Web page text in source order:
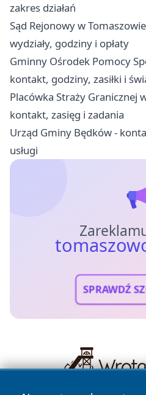
zakres działań
Sąd Rejonowy w
wydziały, godziny i opłaty
Gminny Ośrodek Pomocy
kontakt, godziny, zasiłki i
Placówka Straży Granicznej
kontakt, zasięg i zadania
Urząd Gminy Będków -
usługi
SPRAWDŹ